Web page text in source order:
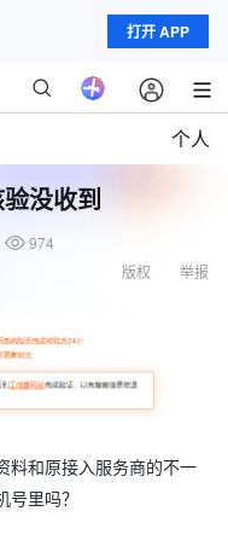
打开 APP
个人
没收到
974
举报
版权
料和原接入服务商的不一
里吗？